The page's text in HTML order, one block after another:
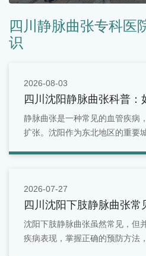
期大连五一血管病专家团队应邀
为那里的居民送去了一场别开生面
堂。
四川静脉曲张专科医
识
2026-08-03
四川沈阳静脉曲张科普：
你的健康血管
静脉曲张是一种常见的血管疾病
扩张。沈阳作为东北地区的重要
2026-07-27
四川沈阳下肢静脉曲张常
懂
沈阳下肢静脉曲张虽然常见，但
疾病表现，掌握正确的预防方法